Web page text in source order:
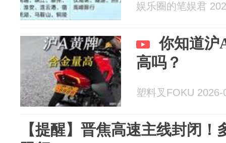
娱乐圈的笔娱君
你知道沪
高吗？
塑料叉FOKU 2026-
【提醒】晋焦高速主线封闭